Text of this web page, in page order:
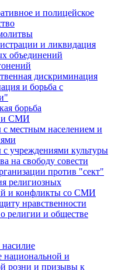
и полицейское
и ликвидация
объединений
дискриминация
и борьба с
борьба
и СМИ
местным населением и
учреждениями культуры
на свободу совести
против "сект"
религиозных
и конфликты со СМИ
нравственности
религии и обществе
национальной и
розни и призывы к